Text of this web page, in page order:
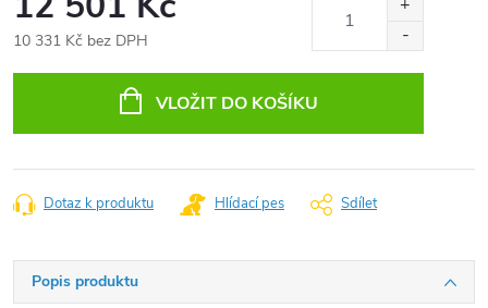
10 331 Kč bez DPH
VLOŽIT DO KOŠÍKU
Dotaz k produktu Hlídací pes Sdílet
Popis produktu